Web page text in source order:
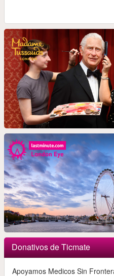
Donativos de Ticmate
Apoyamos Medicos Sin